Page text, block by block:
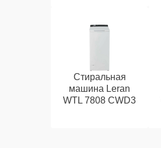
Стиральная
машина Leran
WTL 7808 CWD3